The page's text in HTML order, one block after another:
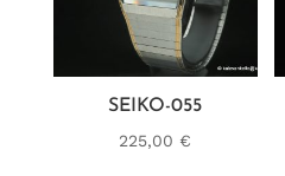
SEIKO-055
225,00 €